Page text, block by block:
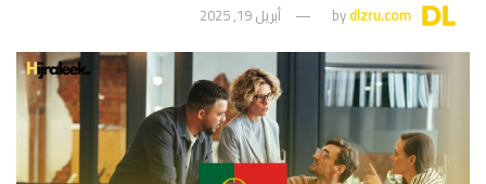
bydlzru.com أبريل 19, 2025